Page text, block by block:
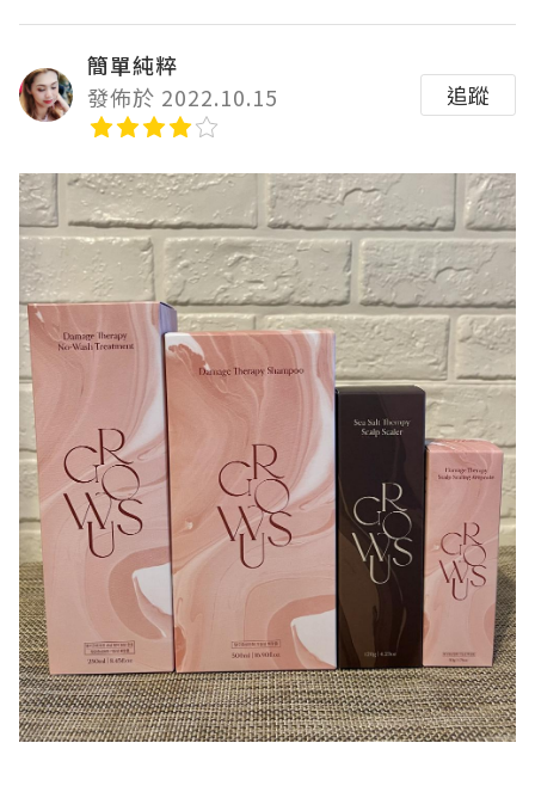
簡單純粹
發佈於 2022.10.15
追蹤